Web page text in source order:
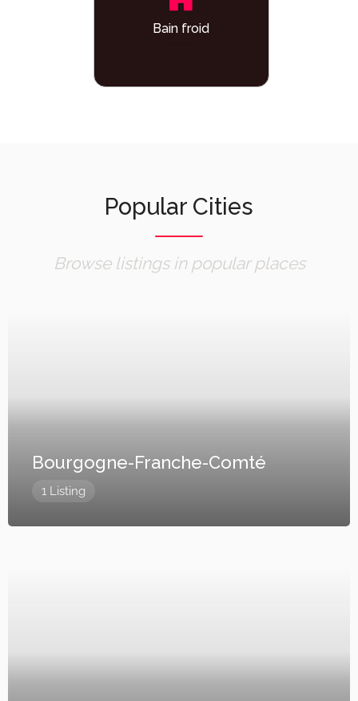
Bain froid
Popular Cities
Browse listings in popular places
Bourgogne-Franche-Comté
1 Listing